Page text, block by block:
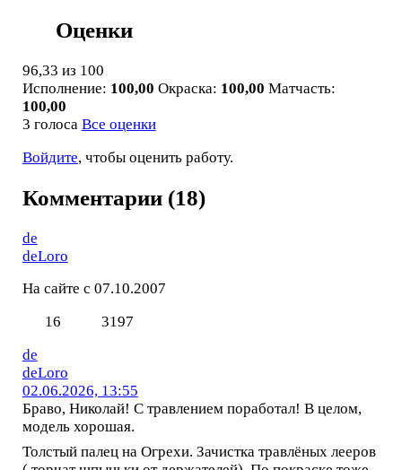
Оценки
96,33 из 100
Исполнение: 100,00 Окраска: 100,00 Матчасть:
100,00
3 голоса Все оценки
Войдите, чтобы оценить работу.
Комментарии (18)
de
deLoro
На сайте с 07.10.2007
16
3197
de
deLoro
02.06.2026, 13:55
Браво, Николай! С травлением поработал! В целом,
модель хорошая.
Толстый палец на Огрехи. Зачистка травлёных лееров